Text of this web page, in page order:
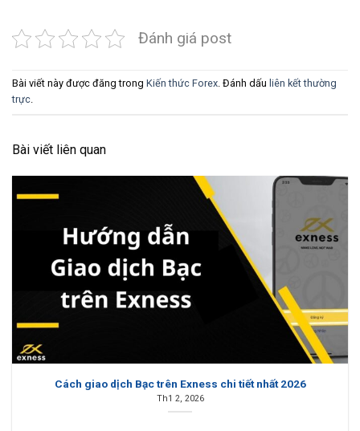
Đánh giá post
Bài viết này được đăng trong Kiến thức Forex. Đánh dấu liên kết thường
trực.
Bài viết liên quan
Cách giao dịch Bạc trên Exness chi tiết nhất 2026
Th1 2, 2026